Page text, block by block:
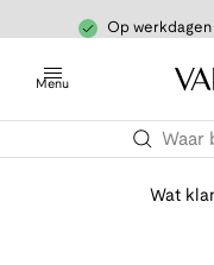
Op
Menu
Wat